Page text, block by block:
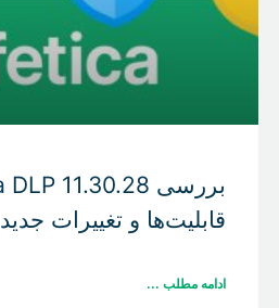
قابلیت‌ها و تغییرات جدید
ادامه مطلب ...